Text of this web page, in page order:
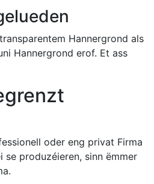
Hannergrond als
Hannergrond erof. Et ass
oder eng privat Firma
se produzéieren, sinn ëmmer